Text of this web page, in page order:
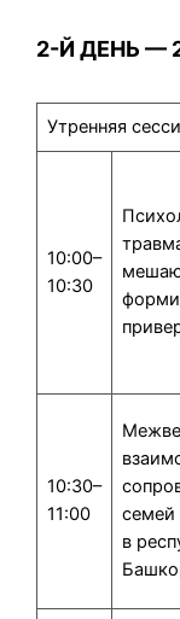
2-Й ДЕНЬ —
Утренняя
10:00–
10:30
10:30–
11:00
семей
в